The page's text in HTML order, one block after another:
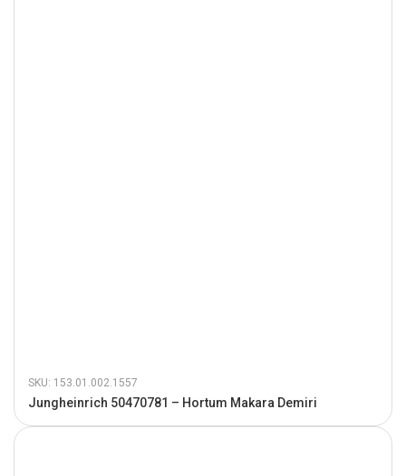
SKU: 153.01.002.1557
Jungheinrich 50470781 – Hortum Makara Demiri